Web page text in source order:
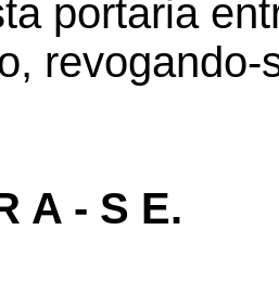
portaria
A - S E.